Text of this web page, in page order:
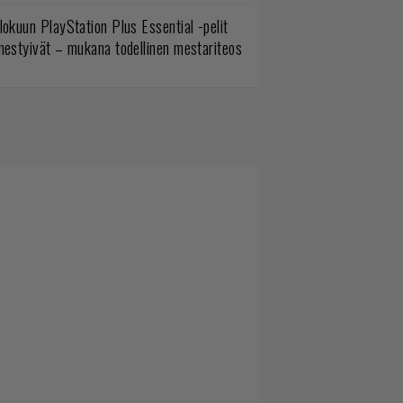
PlayStation Plus Essential -pelit
– mukana todellinen mestariteos